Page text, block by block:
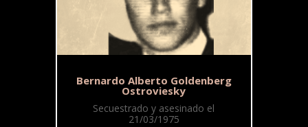
Bernardo Alberto Goldenberg
Ostroviesky
Secuestrado y asesinado el
21/03/1975